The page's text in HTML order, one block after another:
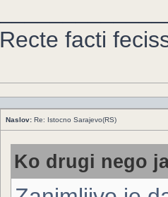
Recte facti
Naslov: Re: Istocno Sarajevo(RS)
Ko drugi nego